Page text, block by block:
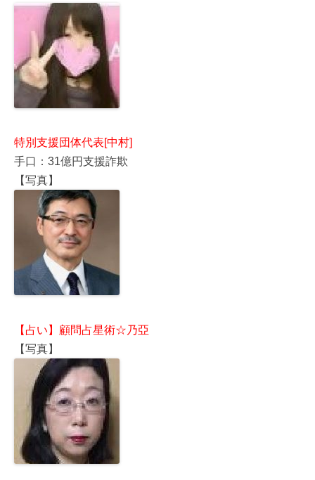
特別支援団体代表[中村]
手口：31億円支援詐欺
【写真】
【占い】顧問占星術☆乃亞
【写真】